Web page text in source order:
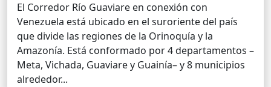
El Corredor Río Guaviare en conexión con
Venezuela está ubicado en el suroriente del país
que divide las regiones de la Orinoquía y la
Amazonía. Está conformado por 4 departamentos –
Meta, Vichada, Guaviare y Guainía– y 8 municipios
alrededor...